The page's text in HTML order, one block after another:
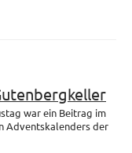
war ein Beitrag im
Adventskalenders der